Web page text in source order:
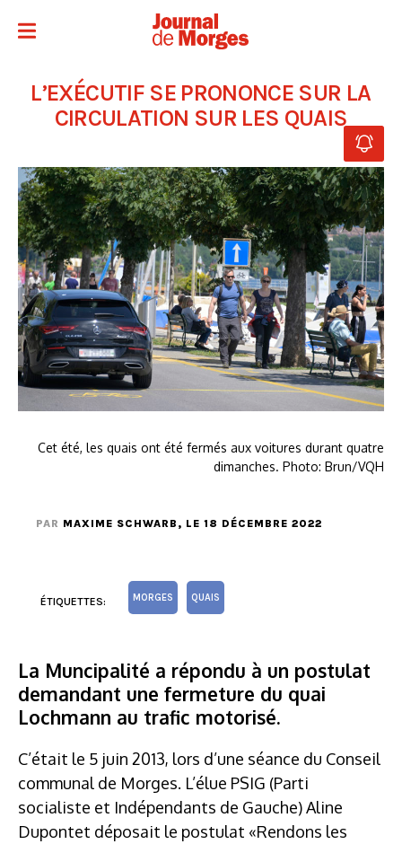
L’EXÉCUTIF SE PRONONCE SUR LA
CIRCULATION SUR LES QUAIS
Cet été, les quais ont été fermés aux voitures durant quatre
dimanches. Photo: Brun/VQH
PAR MAXIME SCHWARB , LE 18 DÉCEMBRE 2022
ÉTIQUETTES: MORGES QUAIS
La Muncipalité a répondu à un postulat
demandant une fermeture du quai
Lochmann au trafic motorisé.
C’était le 5 juin 2013, lors d’une séance du Conseil
communal de Morges. L’élue PSIG (Parti
socialiste et Indépendants de Gauche) Aline
Dupontet déposait le postulat «Rendons les